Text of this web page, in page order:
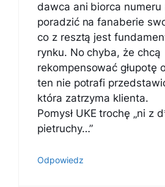
dawca ani biorca numeru
poradzić na fanaberie
co z resztą jest
rynku. No chyba, że chcą
rekompensować głupotę
ten nie potrafi
która zatrzyma klienta.
Pomysł UKE trochę „ni z
pietruchy…”
Odpowiedz